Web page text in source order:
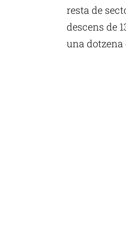
resta de
descens de
una